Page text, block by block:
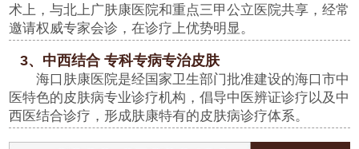
术上，与北上广肤康医院和重点三甲公立医院共享，经常
邀请权威专家会诊，在诊疗上优势明显。
3、中西结合 专科专病专治皮肤
海口肤康医院是经国家卫生部门批准建设的海口市中
医特色的皮肤病专业诊疗机构，倡导中医辨证诊疗以及中
西医结合诊疗，形成肤康特有的皮肤病诊疗体系。